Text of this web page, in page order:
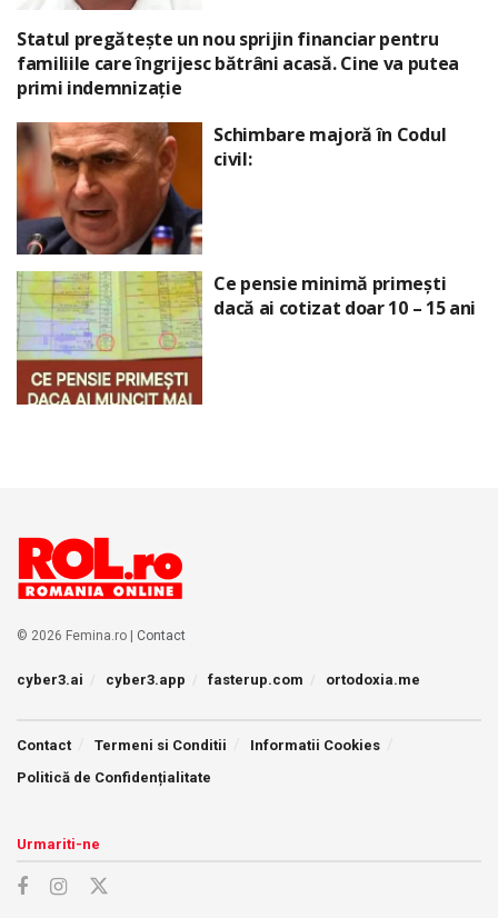
Statul pregătește un nou sprijin financiar pentru
familiile care îngrijesc bătrâni acasă. Cine va putea
primi indemnizație
Schimbare majoră în Codul
civil:
Ce pensie minimă primești
dacă ai cotizat doar 10 – 15 ani
© 2026 Femina.ro | Contact
cyber3.ai cyber3.app fasterup.com ortodoxia.me
Contact Termeni si Conditii
Informatii Cookies
Politică de Confidențialitate
Urmariti-ne